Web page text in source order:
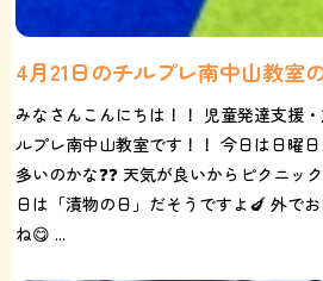
4月21日のチルプレ南中山教室
みなさんこんにちは！！ 児童発達支援
ルプレ南中山教室です！！ 今日は日曜
多いのかな❓❓ 天気が良いからピクニッ
日は「漬物の日」だそうですよ🍆 外で
ね😋 ...